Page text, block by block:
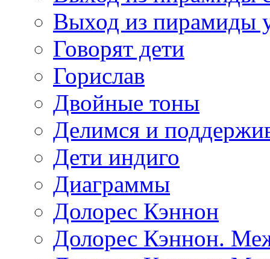
Выход из пирамиды
Говорят дети
Горислав
Двойные тоны
Делимся и
Дети индиго
Диаграммы
Долорес Кэннон
Долорес Кэннон.